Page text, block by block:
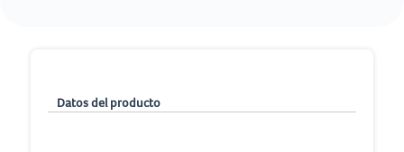
Datos del producto